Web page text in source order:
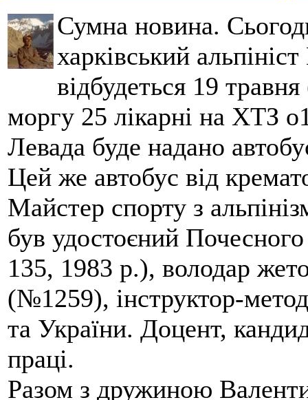
Сумна новина.
харківський
відбудеться 19
моргу 25 лікарні на ХТЗ
Левада буде надано
Цей же автобус від
Майстер спорту з
був удостоєний
135, 1983 р.), володар
(№1259), інструктор-
та України. Доцент,
праці.
Разом з дружиною